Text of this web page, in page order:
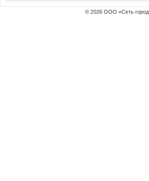
© 2026 ООО «Сеть